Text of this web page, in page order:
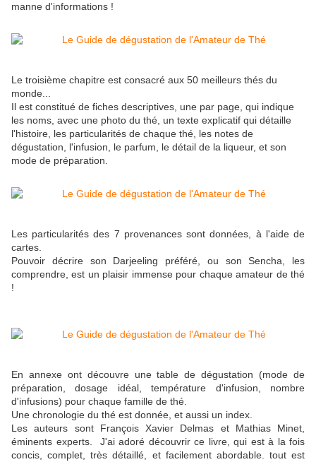
manne d'informations !
Le troisième chapitre est consacré aux 50 meilleurs thés du
monde...
Il est constitué de fiches descriptives, une par page, qui indique
les noms, avec une photo du thé, un texte explicatif qui détaille
l'histoire, les particularités de chaque thé, les notes de
dégustation, l'infusion, le parfum, le détail de la liqueur, et son
mode de préparation.
Les particularités des 7 provenances sont données, à l'aide de
cartes.
Pouvoir décrire son Darjeeling préféré, ou son Sencha, les
comprendre, est un plaisir immense pour chaque amateur de thé
!
En annexe ont découvre une table de dégustation (mode de
préparation, dosage idéal, température d'infusion, nombre
d'infusions) pour chaque famille de thé.
Une chronologie du thé est donnée, et aussi un index.
Les auteurs sont François Xavier Delmas et Mathias Minet,
éminents experts. J'ai adoré découvrir ce livre, qui est à la fois
concis, complet, très détaillé, et facilement abordable. tout est